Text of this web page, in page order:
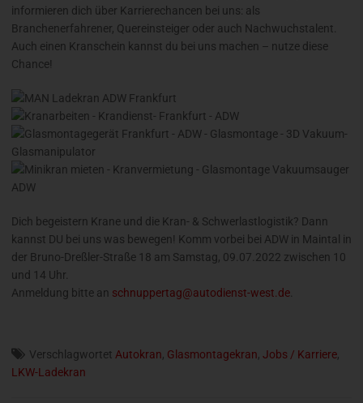
informieren dich über Karrierechancen bei uns: als
Branchenerfahrener, Quereinsteiger oder auch Nachwuchstalent.
Auch einen Kranschein kannst du bei uns machen – nutze diese
Chance!
Dich begeistern Krane und die Kran- & Schwerlastlogistik? Dann
kannst DU bei uns was bewegen! Komm vorbei bei ADW in Maintal in
der Bruno-Dreßler-Straße 18 am Samstag, 09.07.2022 zwischen 10
und 14 Uhr.
Anmeldung bitte an schnuppertag@autodienst-west.de
Verschlagwortet Autokran, Glasmontagekran, Jobs / Karriere,
LKW-Ladekran